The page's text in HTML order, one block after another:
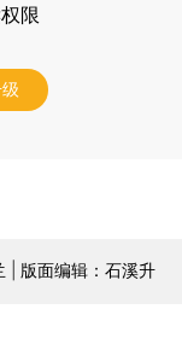
限
| 版面编辑：石溪升